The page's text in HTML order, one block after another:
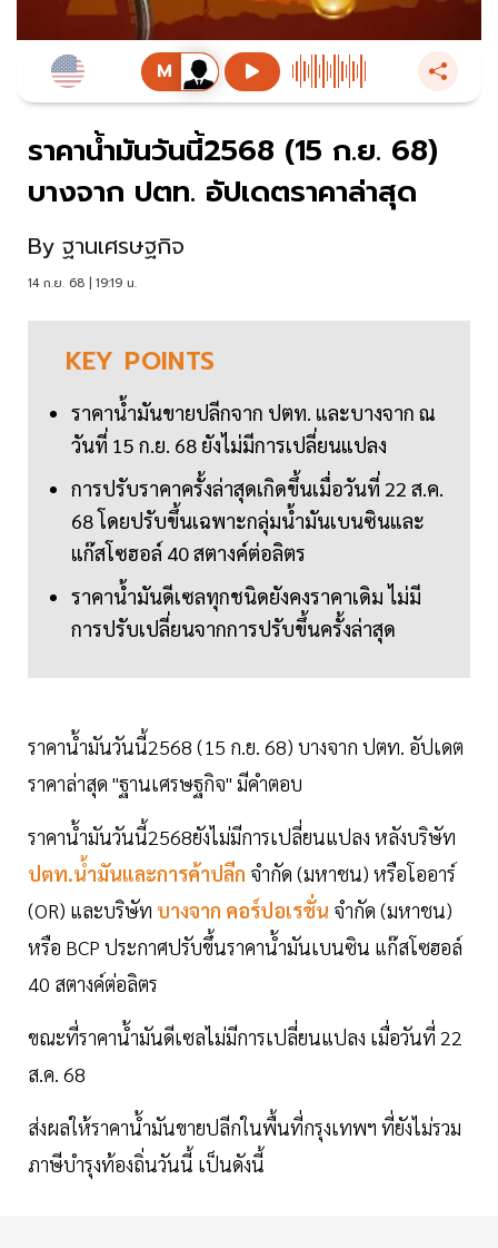
ราคาน้ำมันวันนี้2568 (15 ก.ย. 68)
บางจาก ปตท. อัปเดตราคาล่าสุด
By ฐานเศรษฐกิจ
14 ก.ย. 68 | 19:19 น.
KEY POINTS
ราคาน้ำมันขายปลีกจาก ปตท. และบางจาก ณ
วันที่ 15 ก.ย. 68 ยังไม่มีการเปลี่ยนแปลง
การปรับราคาครั้งล่าสุดเกิดขึ้นเมื่อวันที่ 22 ส.ค.
68 โดยปรับขึ้นเฉพาะกลุ่มน้ำมันเบนซินและ
แก๊สโซฮอล์ 40 สตางค์ต่อลิตร
ราคาน้ำมันดีเซลทุกชนิดยังคงราคาเดิม ไม่มี
การปรับเปลี่ยนจากการปรับขึ้นครั้งล่าสุด
ราคาน้ำมันวันนี้2568 (15 ก.ย. 68) บางจาก ปตท. อัปเดต
ราคาล่าสุด "ฐานเศรษฐกิจ" มีคำตอบ
ราคาน้ำมันวันนี้2568ยังไม่มีการเปลี่ยนแปลง หลังบริษัท
ปตท.น้ำมันและการค้าปลีก จำกัด (มหาชน) หรือโออาร์
(OR) และบริษัท บางจาก คอร์ปอเรชั่น จำกัด (มหาชน)
หรือ BCP ประกาศปรับขึ้นราคาน้ำมันเบนซิน แก๊สโซฮอล์
40 สตางค์ต่อลิตร
ขณะที่ราคาน้ำมันดีเซลไม่มีการเปลี่ยนแปลง เมื่อวันที่ 22
ส.ค. 68
ส่งผลให้ราคาน้ำมันขายปลีกในพื้นที่กรุงเทพฯ ที่ยังไม่รวม
ภาษีบำรุงท้องถิ่นวันนี้ เป็นดังนี้